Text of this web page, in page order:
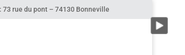
73 rue du pont – 74130 Bonneville